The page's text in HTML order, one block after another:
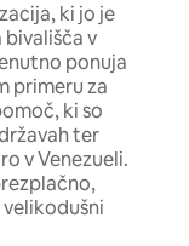
ki jo je
v
ponuja
primeru za
ki so
ter
v Venezueli.